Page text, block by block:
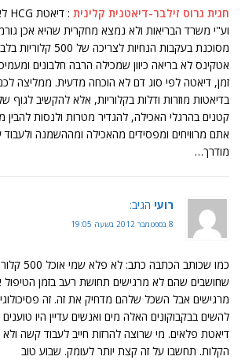
חגית גרוס זילבר-דיאטנית קלינית
וע"י משרד הבריאות ולא נמצא מחקרית שהיא אכן
מסוכנת בעקבות הנחיות
אטקינס לא בריאה כיוון שמכילה הרבה חלבונים
זמן, דיאטה לפי סוג דם לא הוכחה מדעית. ממליצה
בדיאטות מוזרות ודלות בקלוריות, אלא להקשיב לגוף
קטנים בהרגלי האכילה, להגדיר מטרות ולנסות
אתם מרוויחים ומפסידים מהאכילה ומההשמנה ולעבוד
מודרך…
רועי הגיב:
8 בספטמבר 2012 בשעה 19:05
כמו שכותב
שחושבים שהם לא מרגישים תחושת רעב בזמן הטיפול
מרגישים אבל השכל שלהם מדחיק את זה. זה
להשים בבקבוקונים האלה מים ואנשים עדיין היו
דיאטת פלאים. מי שרוצה להרזות חייב לעבוד קשה
הקלות. תחשבו על זה קצת יותר לעומק. שבוע טוב